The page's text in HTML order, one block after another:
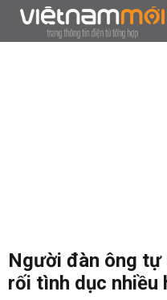
Người đàn ông
rối tình dục nhiều